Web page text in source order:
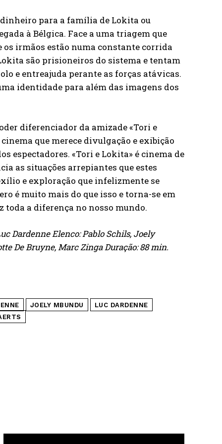
para a família de Lokita ou
à Bélgica. Face a uma triagem que
irmãos estão numa constante corrida
são prisioneiros do sistema e tentam
e entreajuda perante as forças atávicas.
identidade para além das imagens dos
diferenciador da amizade «Tori e
que merece divulgação e exibição
espectadores. «Tori e Lokita» é cinema de
as situações arrepiantes que estes
e exploração que infelizmente se
é muito mais do que isso e torna-se em
toda a diferença no nosso mundo.
Dardenne Elenco: Pablo Schils, Joely
De Bruyne, Marc Zinga Duração: 88 min.
JOELY MBUNDU
LUC DARDENNE